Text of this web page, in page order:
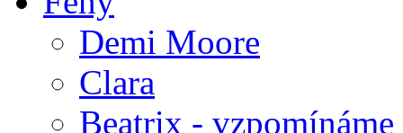
Demi Moore
Clara
Beatrix - vzpomínáme